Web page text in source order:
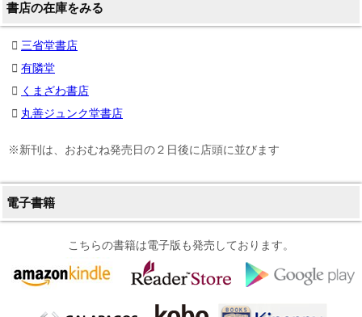
書店の在庫をみる
三省堂書店
有隣堂
くまざわ書店
丸善ジュンク堂書店
※新刊は、おおむね発売日の２日後に店頭に並びます
電子書籍
こちらの書籍は電子版も発売しております。